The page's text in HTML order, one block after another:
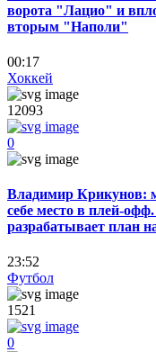
ворота "Лацио" и
вторым "Наполи"
00:17
Хоккей
12093
0
Владимир Крикунов:
себе место в плей-
разрабатывает план
23:52
Футбол
1521
0